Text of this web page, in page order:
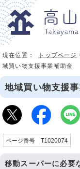
現在位置： トップページ
域買い物支援事業補助金
地域買い物支援
ページ番号 T1020074
移動スーパーに必要